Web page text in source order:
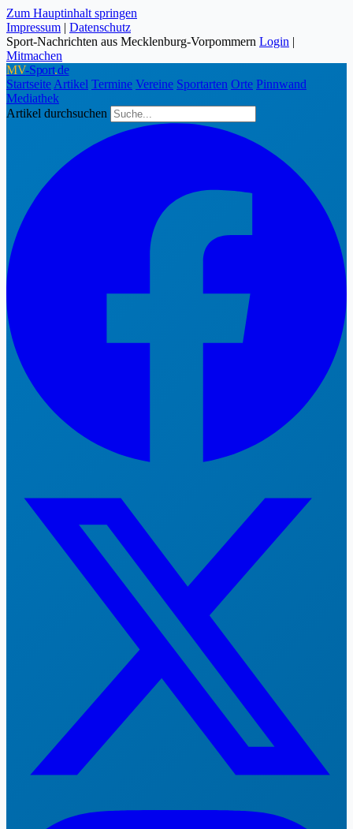
Zum Hauptinhalt springen
Impressum | Datenschutz
Sport-Nachrichten aus Mecklenburg-Vorpommern Login |
Mitmachen
MV-Sport.de
Startseite Artikel Termine Vereine Sportarten Orte Pinnwand
Mediathek
Artikel durchsuchen